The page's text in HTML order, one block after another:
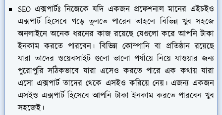
SEO এক্সপার্টঃ নিজেকে যদি একজন প্রফেশনাল মানের এইচইও
এক্সপার্ট হিসেবে গড়ে তুলতে পারেন তাহলে বিভিন্ন খুব সহজে
অনলাইনে অনেক ধরনের কাজ রয়েছে যেগুলো করে আপনি টাকা
ইনকাম করতে পারবেন। বিভিন্ন কোম্পানি বা প্রতিষ্ঠান রয়েছে
যারা তাদের ওয়েবসাইট গুলো ভালো পর্যায়ে নিয়ে যাওয়ার জন্য
পুরোপুরি সঠিকভাবে যারা এসেও করতে পারে এক কথায় যারা
এসো এক্সপার্ট তাদের থেকে এসইও করিয়ে নেয়। এজন্য একজন
এসইও এক্সপার্ট হিসেবে আপনি টাকা ইনকাম করতে পারবেন খুব
সহজেই।